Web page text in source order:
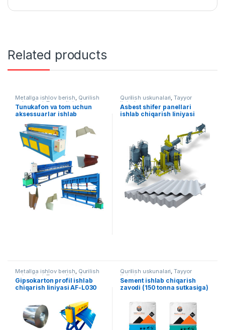
Related products
Metallga ishlov berish, Qurilish
uskunalari ,Tayyor liniyalar
Tunukafon va tom uchun
aksessuarlar ishlab
Qurilish uskunalari,Tayyor
liniyalar
Asbest shifer panellari
ishlab chiqarish liniyasi
Metallga ishlov berish, Qurilish
uskunalari,Tayyor liniyalar
Gipsokarton profil ishlab
chiqarish liniyasi AF-L030
Qurilish uskunalari,Tayyor
liniyalar
Sement ishlab chiqarish
zavodi (150 tonna sutkasiga)